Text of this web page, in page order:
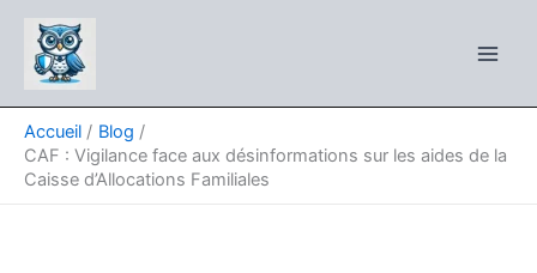
contenu
Accueil
Blog
CAF : Vigilance face aux désinformations sur les aides de la
Caisse d’Allocations Familiales